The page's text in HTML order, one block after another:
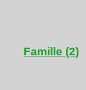
Famille (2)